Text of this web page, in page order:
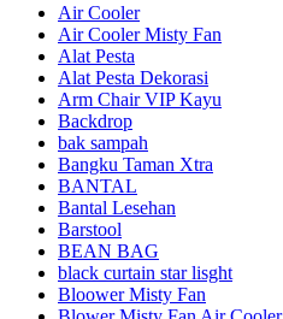
Air Cooler
Air Cooler Misty Fan
Alat Pesta
Alat Pesta Dekorasi
Arm Chair VIP Kayu
Backdrop
bak sampah
Bangku Taman Xtra
BANTAL
Bantal Lesehan
Barstool
BEAN BAG
black curtain star lisght
Bloower Misty Fan